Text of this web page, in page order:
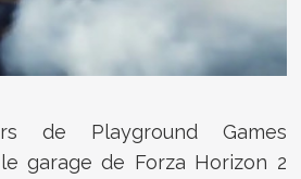
de Playground Games
garage de Forza Horizon 2